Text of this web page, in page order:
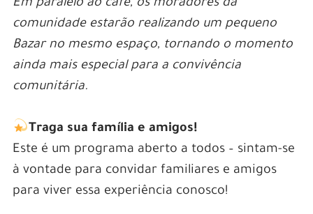
Em paralelo ao café, os moradores da
comunidade estarão realizando um pequeno
Bazar no mesmo espaço, tornando o momento
ainda mais especial para a convivência
comunitária.
Traga sua família e amigos!
Este é um programa aberto a todos – sintam-se
à vontade para convidar familiares e amigos
para viver essa experiência conosco!